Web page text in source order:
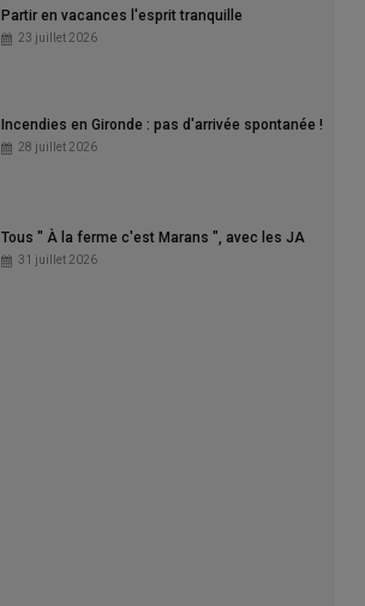
Partir en vacances l'esprit tranquille
23 juillet 2026
Incendies en Gironde : pas d'arrivée spontanée !
28 juillet 2026
Tous " À la ferme c'est Marans ", avec les JA
31 juillet 2026